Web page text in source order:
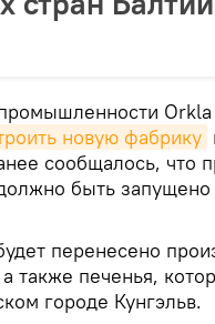
новую фабрику
сообщалось, что
быть
перенесено
также печенья,
городе Кунгэльв.